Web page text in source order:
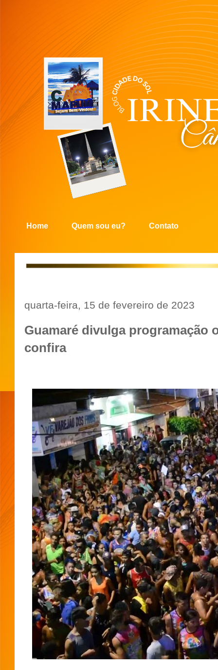
Home Quem sou eu? Contato
quarta-feira, 15 de fevereiro de 2023
Guamaré divulga programação
confira